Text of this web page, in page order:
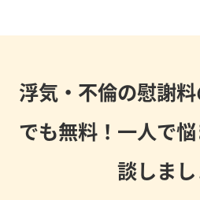
浮気・不倫の慰謝
でも無料！一人で
談しまし